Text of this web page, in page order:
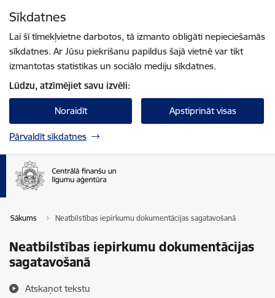
Sīkdatnes
Lai šī tīmekļvietne darbotos, tā izmanto obligāti nepieciešamās
sīkdatnes. Ar Jūsu piekrišanu papildus šajā vietnē var tikt
izmantotas statistikas un sociālo mediju sīkdatnes.
Lūdzu, atzīmējiet savu izvēli:
Noraidīt Apstiprināt visas
Pārvaldīt sīkdatnes
Sākums Neatbilstības iepirkumu dokumentācijas sagatavošanā
Neatbilstības iepirkumu dokumentācijas
sagatavošanā
Atskaņot tekstu